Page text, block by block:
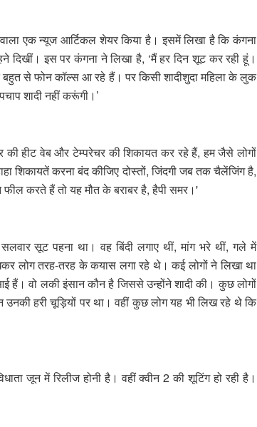
एक न्यूज आर्टिकल शेयर किया है। इसमें लिखा है कि कंगना
दिखीं। इस पर कंगना ने लिखा है, ‘मैं हर दिन शूट कर रही हूं।
से फोन कॉल्स आ रहे हैं। पर किसी शादीशुदा महिला के लुक
शादी नहीं करूंगी।’
हीट वेब और टेम्परेचर की शिकायत कर रहे हैं, हम जैसे लोगों
शिकायतें करना बंद कीजिए दोस्तों, जिंदगी जब तक चैलेंजिंग है,
करते हैं तो यह मौत के बराबर है, हैपी समर।'
सूट पहना था। वह बिंदी लगाए थीं, मांग भरे थीं, गले में
लोग तरह-तरह के कयास लगा रहे थे। कई लोगों ने लिखा था
हैं। वो लकी इंसान कौन है जिससे उन्होंने शादी की। कुछ लोगों
हरी चूड़ियों पर था। वहीं कुछ लोग यह भी लिख रहे थे कि
जून में रिलीज होनी है। वहीं क्वीन 2 की शूटिंग हो रही है।